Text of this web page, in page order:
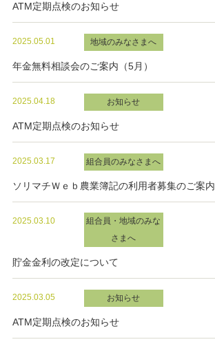
ATM定期点検のお知らせ
2025.05.01 地域のみなさまへ
年金無料相談会のご案内（5月）
2025.04.18 お知らせ
ATM定期点検のお知らせ
2025.03.17 組合員のみなさまへ
ソリマチＷｅｂ農業簿記の利用者募集のご案内
2025.03.10
組合員・地域のみな
さまへ
貯金金利の改定について
2025.03.05 お知らせ
ATM定期点検のお知らせ